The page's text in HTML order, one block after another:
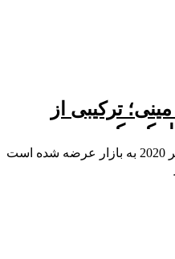
نقد و بررسی آیفون 12 مینی؛ ترکیبی از
کوچک
آیفون 12 مینی که در تاریخ 13 نوامبر 2020 به بازار عرضه شده است